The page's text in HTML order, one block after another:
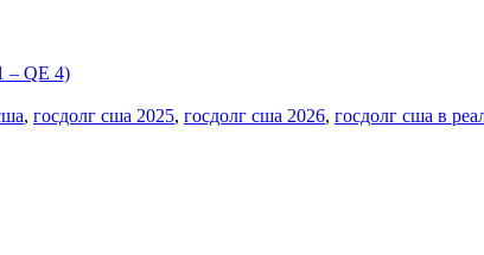
– QE 4)
, госдолг сша 2025, госдолг сша 2026, госдолг сша в